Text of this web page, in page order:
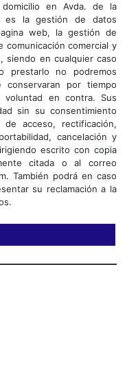
domicilio en Avda. de la
es la gestión de datos
web, la gestión de
comunicación comercial y
siendo en cualquier caso
prestarlo no podremos
por tiempo
en contra. Sus
sin su consentimiento
acceso, rectificación,
cancelación y
escrito con copia
citada o al correo
También podrá en caso
su reclamación a la